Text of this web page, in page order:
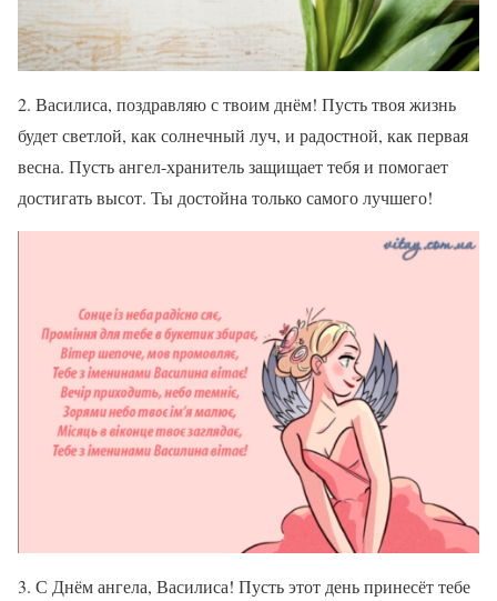
2. Василиса, поздравляю с твоим днём! Пусть твоя жизнь
будет светлой, как солнечный луч, и радостной, как первая
весна. Пусть ангел-хранитель защищает тебя и помогает
достигать высот. Ты достойна только самого лучшего!
3. С Днём ангела, Василиса! Пусть этот день принесёт тебе